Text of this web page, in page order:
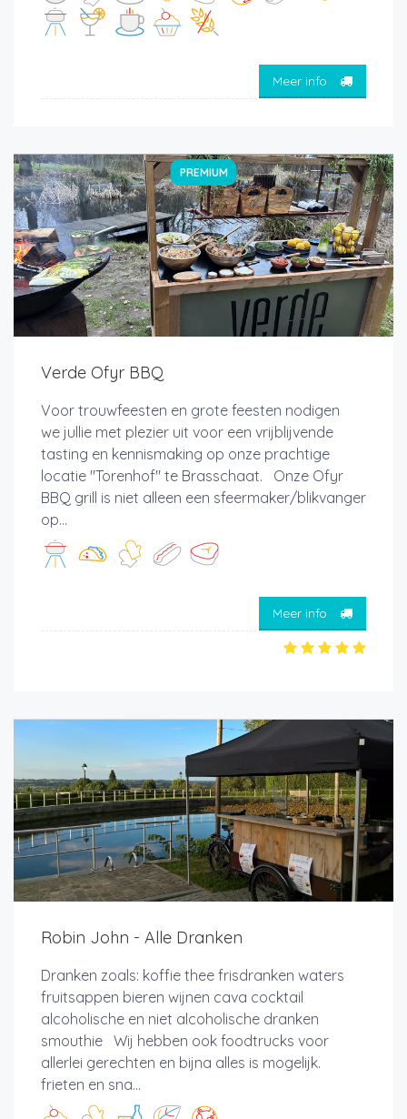
Meer info
PREMIUM
Verde Ofyr BBQ
Voor trouwfeesten en grote feesten nodigen
we jullie met plezier uit voor een vrijblijvende
tasting en kennismaking op onze prachtige
locatie "Torenhof" te Brasschaat. Onze Ofyr
BBQ grill is niet alleen een sfeermaker/blikvanger
op...
Meer info
Robin John - Alle Dranken
Dranken zoals: koffie thee frisdranken waters
fruitsappen bieren wijnen cava cocktail
alcoholische en niet alcoholische dranken
smouthie Wij hebben ook foodtrucks voor
allerlei gerechten en bijna alles is mogelijk.
frieten en sna...